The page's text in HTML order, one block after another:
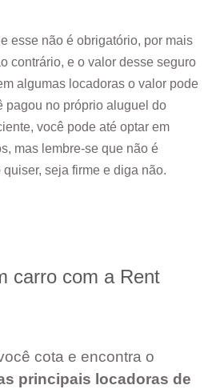
esse não é obrigatório, por mais
contrário, e o valor desse seguro
algumas locadoras o valor pode
pagou no próprio aluguel do
você pode até optar em
mas lembre-se que não é
seja firme e diga não.
carro com a Rent
cota e encontra o
principais locadoras de